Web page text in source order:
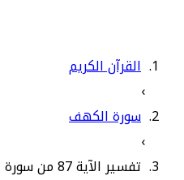
القرآن الكريم
›
سورة الكهف
›
تفسير الآية 87 من سورة الكهف